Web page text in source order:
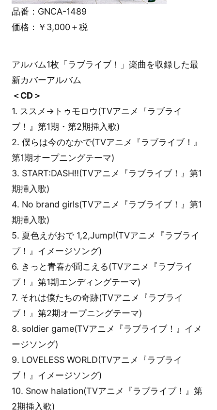
品番：GNCA-1489
価格：￥3,000＋税
アルバム1枚「ラブライブ！」楽曲を収録した最
新カバーアルバム
＜CD＞
1. ススメ→トゥモロウ(TVアニメ『ラブライ
ブ！』第1期・第2期挿入歌)
2. 僕らは今のなかで(TVアニメ『ラブライブ！』
第1期オープニングテーマ)
3. START:DASH!!(TVアニメ『ラブライブ！』第1
期挿入歌)
4. No brand girls(TVアニメ『ラブライブ！』第1
期挿入歌)
5. 夏色えがおで 1,2,Jump!(TVアニメ『ラブライ
ブ！』イメージソング)
6. きっと青春が聞こえる(TVアニメ『ラブライ
ブ！』第1期エンディングテーマ)
7. それは僕たちの奇跡(TVアニメ『ラブライ
ブ！』第2期オープニングテーマ)
8. soldier game(TVアニメ『ラブライブ！』イメ
ージソング)
9. LOVELESS WORLD(TVアニメ『ラブライ
ブ！』イメージソング)
10. Snow halation(TVアニメ『ラブライブ！』第
2期挿入歌)